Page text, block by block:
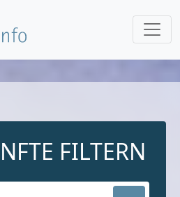
FILTERN